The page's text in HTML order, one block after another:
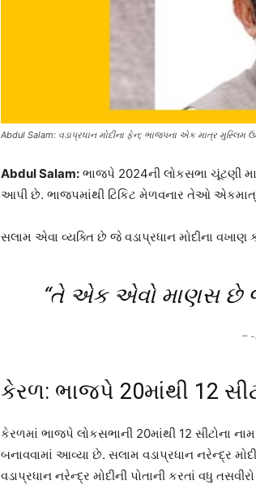
Abdul Salam: વડાપ્રધાન મોદીના ફેન; ભાજપના એક માત્ર
Abdul Salam: ભાજપે 2024ની લોકસભા ચૂંટણી
આપી છે. ભાજપમાંથી ટિકિટ મેળવનાર તેઓ
સલામ એવા વ્યક્તિ છે જે વડાપ્રધાન મોદીના વખાણ
“તે એક એવો માણસ છે
–
કેરળ: ભાજપે 20માંથી 12
કેરળમાં ભાજપે લોકસભાની 20માંથી 12 સીટોના
બનાવવામાં આવ્યા છે. સલામ વડાપ્રધાન નરેન્દ્ર
વડાપ્રધાન નરેન્દ્ર મોદીની પોતાની કરતાં વધુ